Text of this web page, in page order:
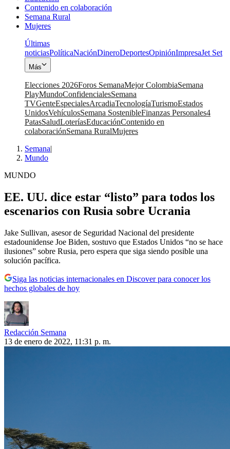
Contenido en colaboración
Semana Rural
Mujeres
Últimas
noticiasPolíticaNaciónDineroDeportesOpiniónImpresaJet Set
Más
Elecciones 2026Foros SemanaMejor ColombiaSemana
PlayMundoConfidencialesSemana
TVGenteEspecialesArcadiaTecnologíaTurismoEstados
UnidosVehículosSemana SostenibleFinanzas Personales4
PatasSaludLoteríasEducaciónContenido en
colaboraciónSemana RuralMujeres
Semana|
Mundo
MUNDO
EE. UU. dice estar “listo” para todos los
escenarios con Rusia sobre Ucrania
Jake Sullivan, asesor de Seguridad Nacional del presidente
estadounidense Joe Biden, sostuvo que Estados Unidos “no se hace
ilusiones” sobre Rusia, pero espera que siga siendo posible una
solución pacífica.
Siga las noticias internacionales en Discover para conocer los
hechos globales de hoy
Redacción Semana
13 de enero de 2022, 11:31 p. m.